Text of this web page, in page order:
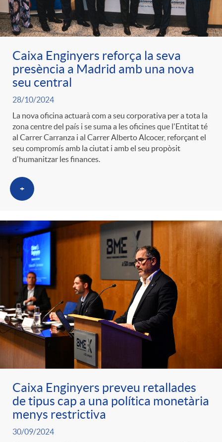
Caixa Enginyers reforça la seva
presència a Madrid amb una nova
seu central
28/10/2024
La nova oficina actuarà com a seu corporativa per a tota la
zona centre del país i se suma a les oficines que l'Entitat té
al Carrer Carranza i al Carrer Alberto Alcocer, reforçant el
seu compromís amb la ciutat i amb el seu propòsit
d'humanitzar les finances.
+
Caixa Enginyers preveu retallades
de tipus cap a una política monetària
menys restrictiva
30/09/2024